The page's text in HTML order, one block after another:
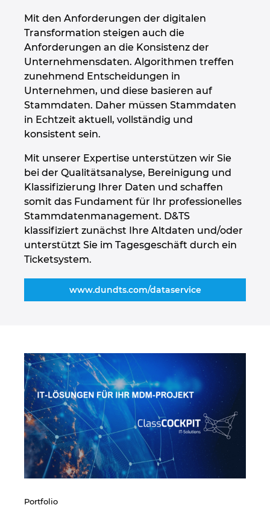
Mit den Anforderungen der digitalen
Transformation steigen auch die
Anforderungen an die Konsistenz der
Unternehmensdaten. Algorithmen treffen
zunehmend Entscheidungen in
Unternehmen, und diese basieren auf
Stammdaten. Daher müssen Stammdaten
in Echtzeit aktuell, vollständig und
konsistent sein.
Mit unserer Expertise unterstützen wir Sie
bei der Qualitätsanalyse, Bereinigung und
Klassifizierung Ihrer Daten und schaffen
somit das Fundament für Ihr professionelles
Stammdatenmanagement. D&TS
klassifiziert zunächst Ihre Altdaten und/oder
unterstützt Sie im Tagesgeschäft durch ein
Ticketsystem.
www.dundts.com/dataservice
Portfolio
Türkei
Ukraine
Ungarn
USA